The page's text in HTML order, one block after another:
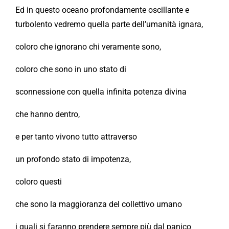
Ed in questo oceano profondamente oscillante e
turbolento vedremo quella parte dell’umanità ignara,
coloro che ignorano chi veramente sono,
coloro che sono in uno stato di
sconnessione con quella infinita potenza divina
che hanno dentro,
e per tanto vivono tutto attraverso
un profondo stato di impotenza,
coloro questi
che sono la maggioranza del collettivo umano
i quali si faranno prendere sempre più dal panico